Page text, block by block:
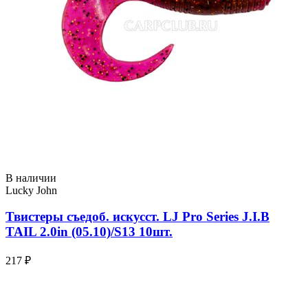
В наличии
Lucky John
Твистеры съедоб. искусст. LJ Pro Series J.I.B
TAIL 2.0in (05.10)/S13 10шт.
217 ₽